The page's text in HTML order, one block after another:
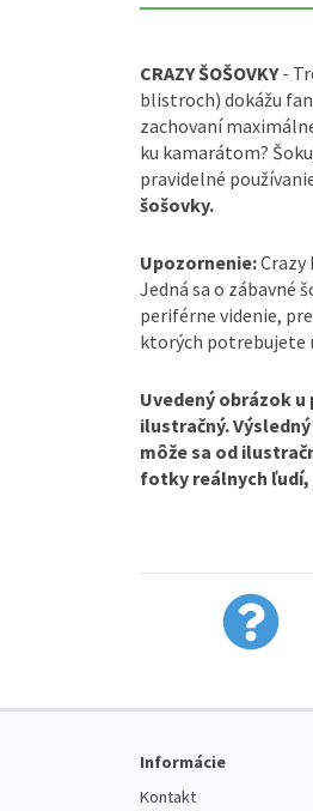
CRAZY ŠOŠOVKY-
blistroch) dokážu
zachovaní
ku kamarátom?
pravidelné
šošovky.
Upozornenie:Crazy
Jedná sa o zábavné
periférne videnie,
ktorých potrebujete
Uvedený obrázok
ilustračný.
môže sa od
fotky reálnych ľudí,
Informácie
Kontakt